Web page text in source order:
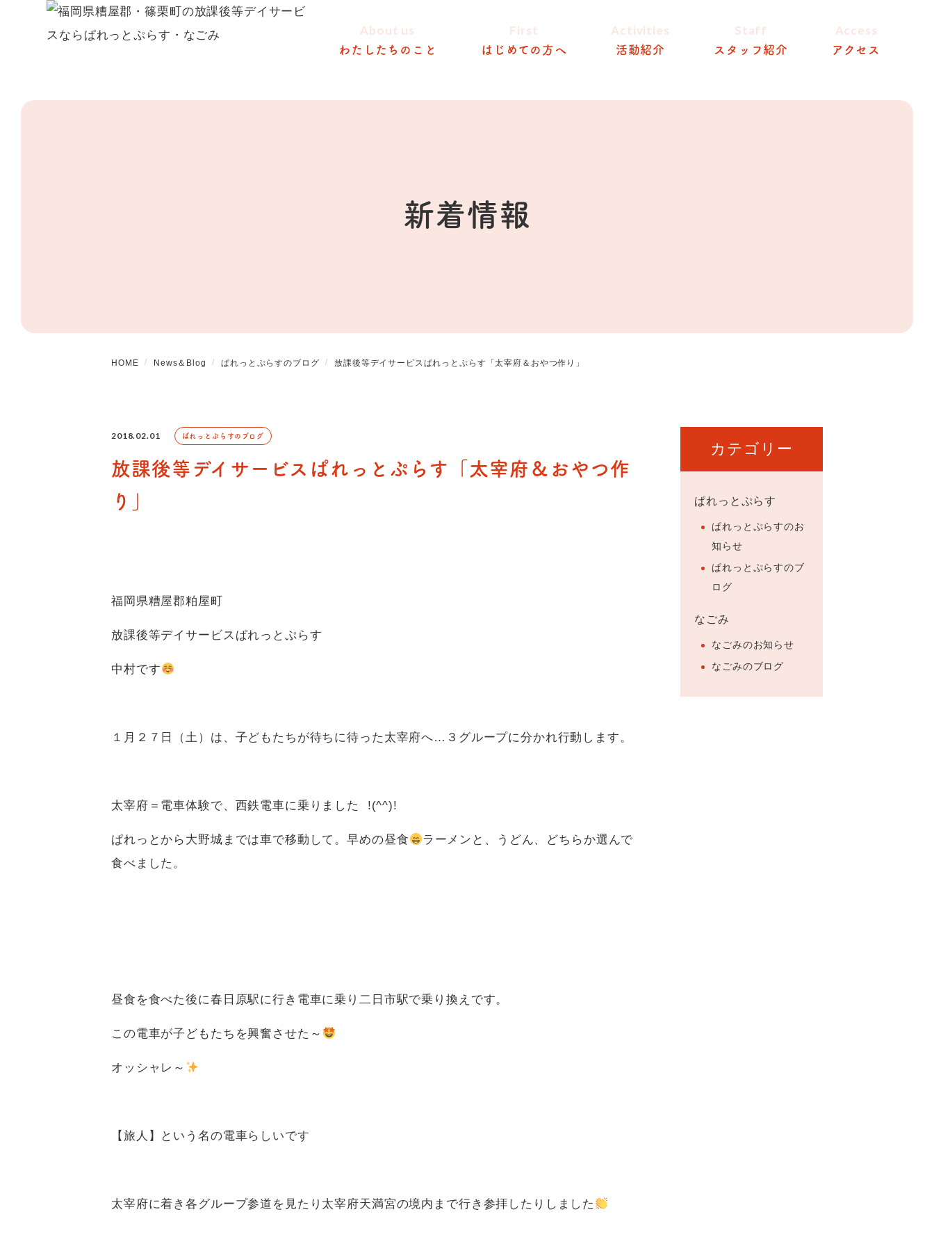
About us
わたしたちのこと
First
はじめての方へ
Activities
活動紹介
Staff
スタッフ紹介
Access
アクセス
新着情報
HOME News＆Blog ぱれっとぷらすのブログ 放課後等デイサービスぱれっとぷらす「太宰府＆おやつ作り」
2018.02.01 ぱれっとぷらすのブログ
放課後等デイサービスぱれっとぷらす「太宰府＆おやつ作
り」
福岡県糟屋郡粕屋町
放課後等デイサービスぱれっとぷらす
中村です
１月２７日（土）は、子どもたちが待ちに待った太宰府へ…３グループに分かれ行動します。
太宰府＝電車体験で、西鉄電車に乗りました !(^^)!
ぱれっとから大野城までは車で移動して。早めの昼食
ラーメンと、うどん、どちらか選んで
食べました。
昼食を食べた後に春日原駅に行き電車に乗り二日市駅で乗り換えです。
この電車が子どもたちを興奮させた～
オッシャレ～
【旅人】という名の電車らしいです
太宰府に着き各グループ参道を見たり太宰府天満宮の境内まで行き参拝したりしました
カテゴリー
ぱれっとぷらす
ぱれっとぷらすのお
知らせ
ぱれっとぷらすのブ
ログ
なごみ
なごみのお知らせ
なごみのブログ